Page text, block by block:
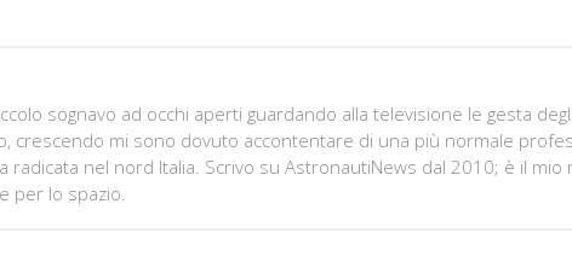
sognavo ad occhi aperti guardando alla televisione le gesta degli
crescendo mi sono dovuto accontentare di una più normale
nel nord Italia. Scrivo su AstronautiNews dal 2010; è il mio
per lo spazio.